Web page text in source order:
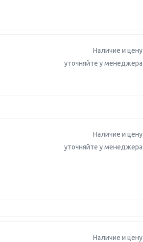
Наличие и цену
уточняйте у менеджера
Наличие и цену
уточняйте у менеджера
Наличие и цену